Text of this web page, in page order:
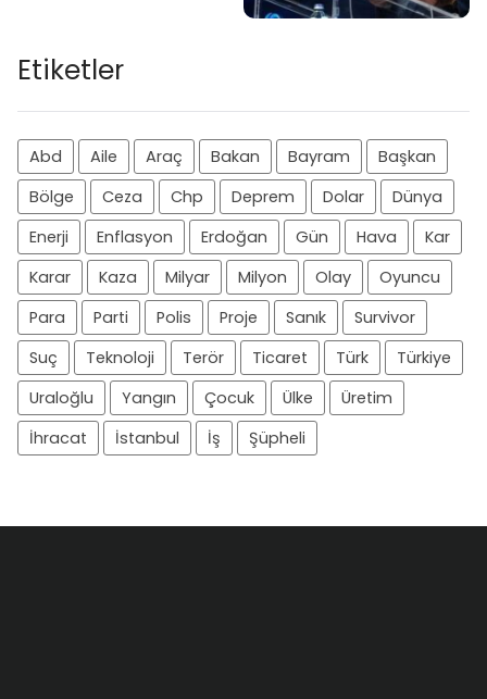
Etiketler
Abd Aile Araç Bakan Bayram
Başkan
Bölge
Ceza Chp Deprem Dolar
Dünya
Enerji
Enflasyon Erdoğan Gün Hava
Kar
Karar
Kaza Milyar Milyon Olay
Oyuncu
Para
Parti Polis Proje Sanık
Survivor
Suç
Teknoloji Terör Ticaret Türk
Türkiye
Uraloğlu
Yangın Çocuk Ülke
Üretim
İhracat
İstanbul İş Şüpheli